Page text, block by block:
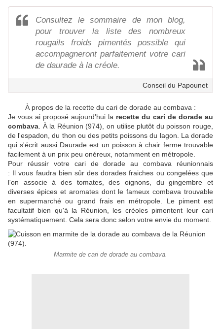
Consultez le sommaire de mon blog,
pour trouver la liste des nombreux
rougails froids pimentés possible qui
accompagneront parfaitement votre cari
de daurade à la créole.
Conseil du Papounet
À propos de la recette du cari de dorade au combava :
Je vous ai proposé aujourd'hui la recette du cari de dorade au
combava . À la Réunion (974), on utilise plutôt du poisson rouge,
de l'espadon, du thon ou des petits poissons du lagon. La dorade
qui s'écrit aussi Daurade est un poisson à chair ferme trouvable
facilement à un prix peu onéreux, notamment en métropole.
Pour réussir votre cari de dorade au combava réunionnais
: Il vous faudra bien sûr des dorades fraiches ou congelées que
l'on associe à des tomates, des oignons, du gingembre et
diverses épices et aromates dont le fameux combava trouvable
en supermarché ou grand frais en métropole. Le piment est
facultatif bien qu'à la Réunion, les créoles pimentent leur cari
systématiquement. Cela sera donc selon votre envie du moment.
Marmite de cari de dorade au combava.